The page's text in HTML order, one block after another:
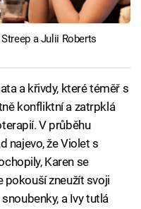
a Julii Roberts
a křivdy, které téměř s
konfliktní a zatrpklá
V průběhu
najevo, že Violet s
Karen se
pokouší zneužít svoji
a Ivy tutlá